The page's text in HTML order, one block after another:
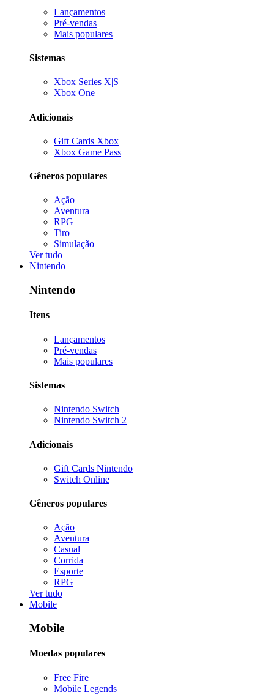
Lançamentos
Pré-vendas
Mais populares
Sistemas
Xbox Series X|S
Xbox One
Adicionais
Gift Cards Xbox
Xbox Game Pass
Gêneros populares
Ação
Aventura
RPG
Tiro
Simulação
Ver tudo
Nintendo
Nintendo
Itens
Lançamentos
Pré-vendas
Mais populares
Sistemas
Nintendo Switch
Nintendo Switch 2
Adicionais
Gift Cards Nintendo
Switch Online
Gêneros populares
Ação
Aventura
Casual
Corrida
Esporte
RPG
Ver tudo
Mobile
Mobile
Moedas populares
Free Fire
Mobile Legends